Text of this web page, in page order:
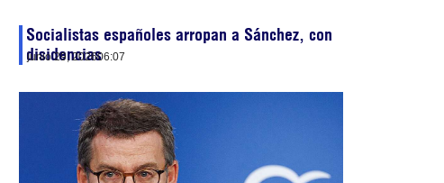
Socialistas españoles arropan a Sánchez, con
disidencias
junio 29, 202606:07